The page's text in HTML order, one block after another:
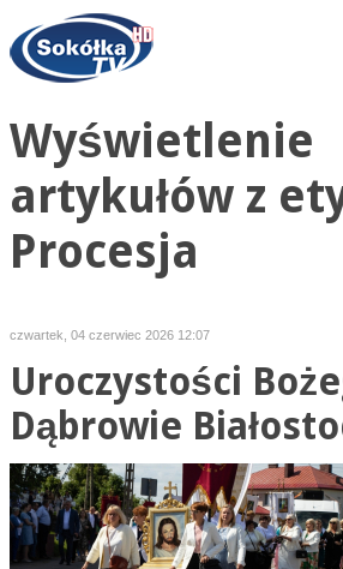
Wyświetlenie
artykułów z
Procesja
czwartek, 04 czerwiec 2026 12:07
Uroczystości
Dąbrowie